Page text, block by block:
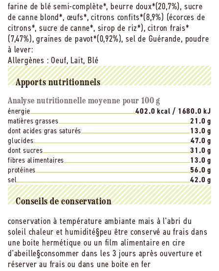
farine de blé semi-complète*, beurre doux*(20,7%), sucre
de canne blond*, œufs*, citrons confits*(8,9%) (écorces de
citrons*, sucre de canne*, sirop de riz*), citron frais*
(7,47%), graines de pavot*(0,92%), sel de Guérande, poudre
à lever:
Allergènes : Oeuf, Lait, Blé
Apports nutritionnels
Analyse nutritionnelle moyenne pour 100 g
énergie
402.0 kcal / 1680.0 kJ
matières grasses
21.0 g
dont acides gras saturés
13.0 g
glucides
47.0 g
dont sucres
31.0 g
fibres alimentaires
13.0 g
protéines
56.0 g
sel
42.0 g
Conseils de conservation
conservation à température ambiante mais à l'abri du
soleil chaleur et humidité§peu être conservé au frais dans
une boite hermétique ou un film alimentaire en cire
d'abeille§consommer dans les 3 jours après ouverture et
réserver au frais ou dans une boite en fer